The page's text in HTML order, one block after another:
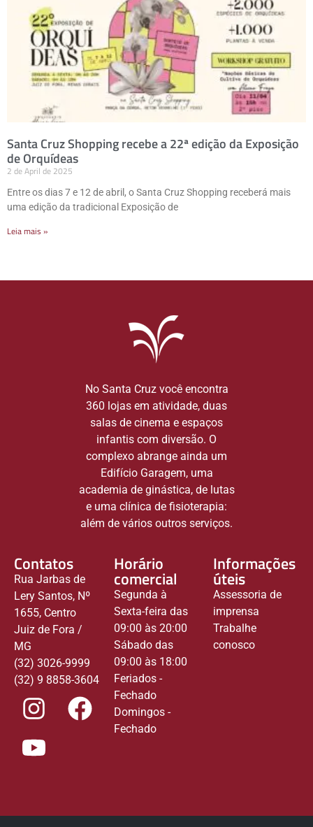
Santa Cruz Shopping recebe a 22ª edição da Exposição
de Orquídeas
2 de April de 2025
Entre os dias 7 e 12 de abril, o Santa Cruz Shopping receberá mais
uma edição da tradicional Exposição de
Leia mais »
No Santa Cruz você encontra
360 lojas em atividade, duas
salas de cinema e espaços
infantis com diversão. O
complexo abrange ainda um
Edifício Garagem, uma
academia de ginástica, de lutas
e uma clínica de fisioterapia:
além de vários outros serviços.
Contatos
Rua Jarbas de
Lery Santos, Nº
1655, Centro
Juiz de Fora /
MG
(32) 3026-9999
(32) 9 8858-3604
Horário
comercial
Segunda à
Sexta-feira das
09:00 às 20:00
Sábado das
09:00 às 18:00
Feriados -
Fechado
Domingos -
Fechado
Informações
úteis
Assessoria de
imprensa
Trabalhe
conosco